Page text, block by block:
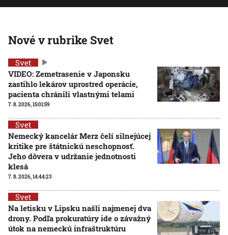
Nové v rubrike Svet
Svet
VIDEO: Zemetrasenie v Japonsku
zastihlo lekárov uprostred operácie,
pacienta chránili vlastnými telami
7. 8. 2026, 15:01:59
Svet
Nemecký kancelár Merz čelí silnejúcej
kritike pre štátnickú neschopnosť.
Jeho dôvera v udržanie jednotnosti
klesá
7. 8. 2026, 14:44:23
Svet
Na letisku v Lipsku našli najmenej dva
drony. Podľa prokuratúry ide o závažný
útok na nemeckú infraštruktúru